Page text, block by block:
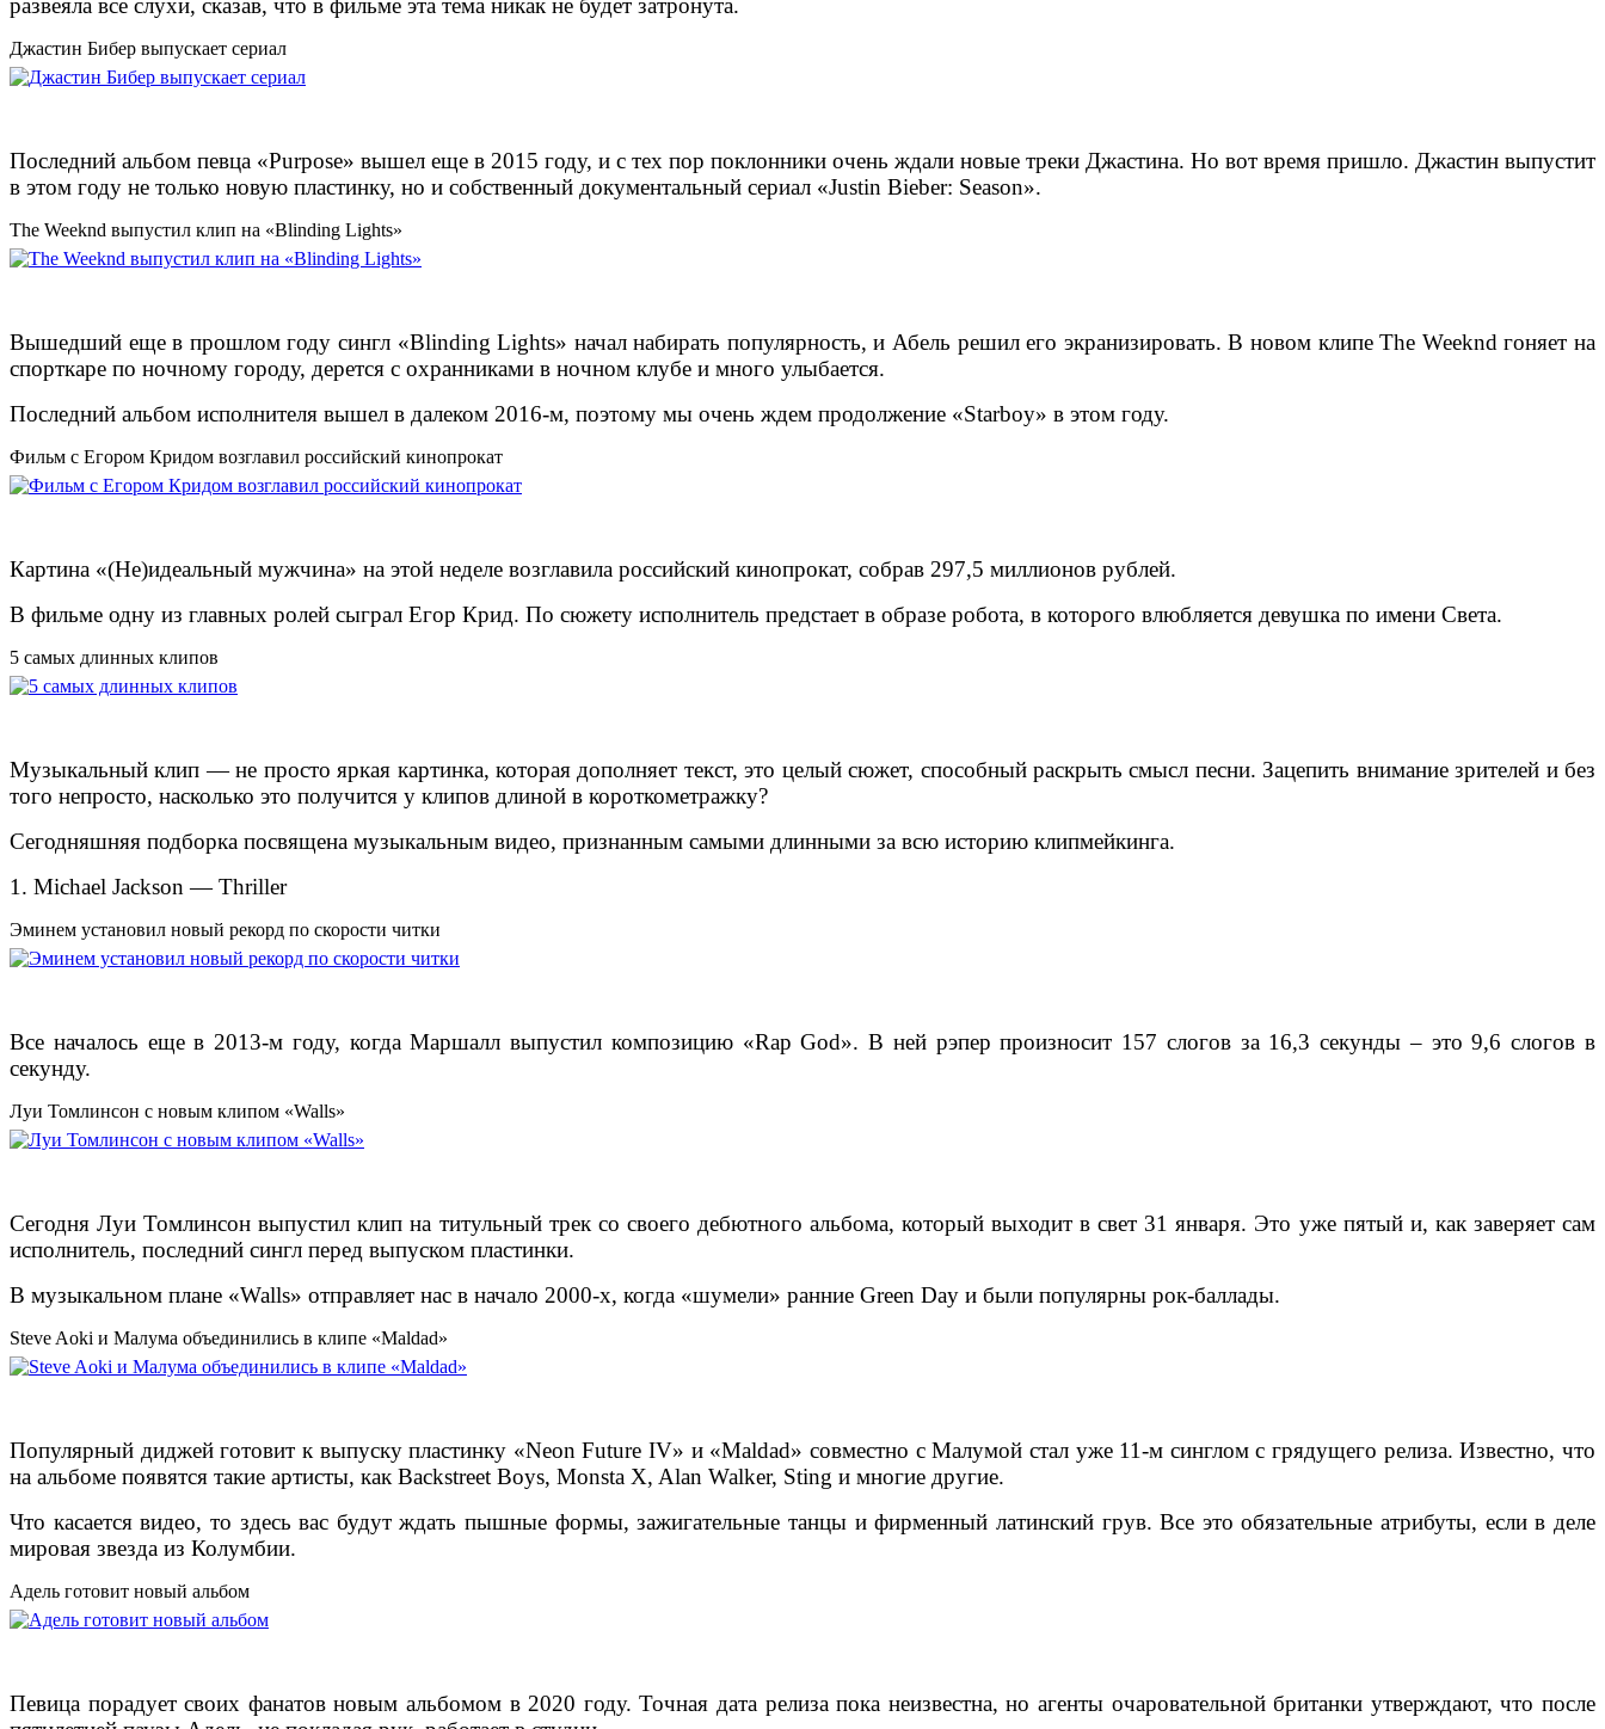
развеяла все слухи, сказав, что в фильме эта тема никак не будет затронута.
Джастин Бибер выпускает сериал
Последний альбом певца «Purpose» вышел еще в 2015 году, и с тех пор поклонники очень ждали новые треки Джастина. Но вот время пришло. Джастин выпустит
в этом году не только новую пластинку, но и собственный документальный сериал «Justin Bieber: Season».
The Weeknd выпустил клип на «Blinding Lights»
Вышедший еще в прошлом году сингл «Blinding Lights» начал набирать популярность, и Абель решил его экранизировать. В новом клипе The Weeknd гоняет на
спорткаре по ночному городу, дерется с охранниками в ночном клубе и много улыбается.
Последний альбом исполнителя вышел в далеком 2016-м, поэтому мы очень ждем продолжение «Starboy» в этом году.
Фильм с Егором Кридом возглавил российский кинопрокат
Картина «(Не)идеальный мужчина» на этой неделе возглавила российский кинопрокат, собрав 297,5 миллионов рублей.
В фильме одну из главных ролей сыграл Егор Крид. По сюжету исполнитель предстает в образе робота, в которого влюбляется девушка по имени Света.
5 самых длинных клипов
Музыкальный клип — не просто яркая картинка, которая дополняет текст, это целый сюжет, способный раскрыть смысл песни. Зацепить внимание зрителей и без
того непросто, насколько это получится у клипов длиной в короткометражку?
Сегодняшняя подборка посвящена музыкальным видео, признанным самыми длинными за всю историю клипмейкинга.
1. Michael Jackson — Thriller
Эминем установил новый рекорд по скорости читки
Все началось еще в 2013-м году, когда Маршалл выпустил композицию «Rap God». В ней рэпер произносит 157 слогов за 16,3 секунды – это 9,6 слогов в
секунду.
Луи Томлинсон с новым клипом «Walls»
Сегодня Луи Томлинсон выпустил клип на титульный трек со своего дебютного альбома, который выходит в свет 31 января. Это уже пятый и, как заверяет сам
исполнитель, последний сингл перед выпуском пластинки.
В музыкальном плане «Walls» отправляет нас в начало 2000-х, когда «шумели» ранние Green Day и были популярны рок-баллады.
Steve Aoki и Малума объединились в клипе «Maldad»
Популярный диджей готовит к выпуску пластинку «Neon Future IV» и «Maldad» совместно с Малумой стал уже 11-м синглом с грядущего релиза. Известно, что
на альбоме появятся такие артисты, как Backstreet Boys, Monsta X, Alan Walker, Sting и многие другие.
Что касается видео, то здесь вас будут ждать пышные формы, зажигательные танцы и фирменный латинский грув. Все это обязательные атрибуты, если в деле
мировая звезда из Колумбии.
Адель готовит новый альбом
Певица порадует своих фанатов новым альбомом в 2020 году. Точная дата релиза пока неизвестна, но агенты очаровательной британки утверждают, что после